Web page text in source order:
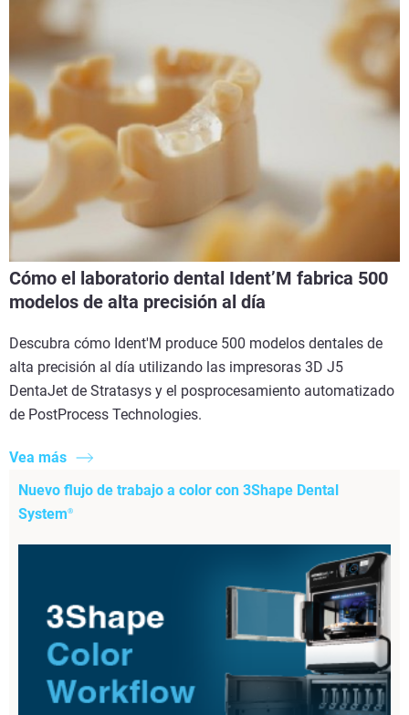
Cómo el laboratorio dental Ident’M fabrica 500
modelos de alta precisión al día
Descubra cómo Ident'M produce 500 modelos dentales de
alta precisión al día utilizando las impresoras 3D J5
DentaJet de Stratasys y el posprocesamiento automatizado
de PostProcess Technologies.
Vea más
Nuevo flujo de trabajo a color con 3Shape Dental
System®